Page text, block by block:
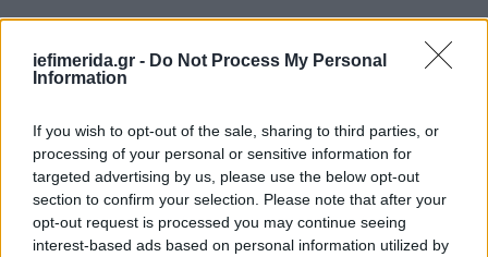
iefimerida.gr - Do Not Process My Personal
Information
If you wish to opt-out of the sale, sharing to third parties, or
processing of your personal or sensitive information for
targeted advertising by us, please use the below opt-out
section to confirm your selection. Please note that after your
opt-out request is processed you may continue seeing
interest-based ads based on personal information utilized by